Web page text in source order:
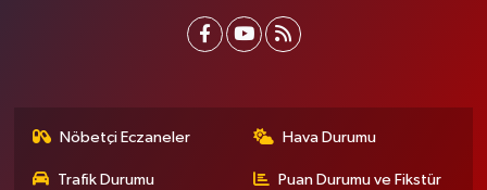
Nöbetçi Eczaneler Hava Durumu
Trafik Durumu Puan Durumu ve Fikstür